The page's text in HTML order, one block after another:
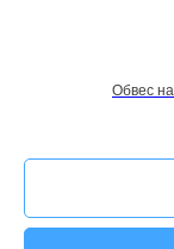
Обвес